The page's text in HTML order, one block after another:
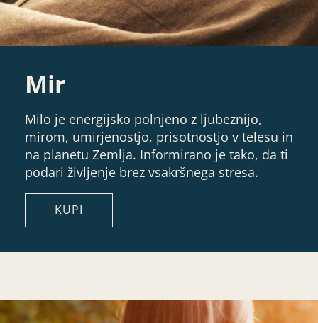
Mir
Milo je energijsko polnjeno z ljubeznijo,
mirom, umirjenostjo, prisotnostjo v telesu in
na planetu Zemlja. Informirano je tako, da ti
podari življenje brez vsakršnega stresa.
KUPI